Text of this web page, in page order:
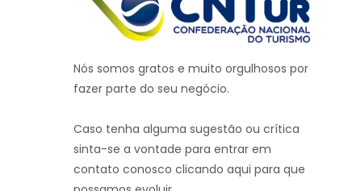
Nós somos gratos e muito orgulhosos por
fazer parte do seu negócio.
Caso tenha alguma sugestão ou crítica
sinta-se a vontade para entrar em
contato conosco clicando aqui para que